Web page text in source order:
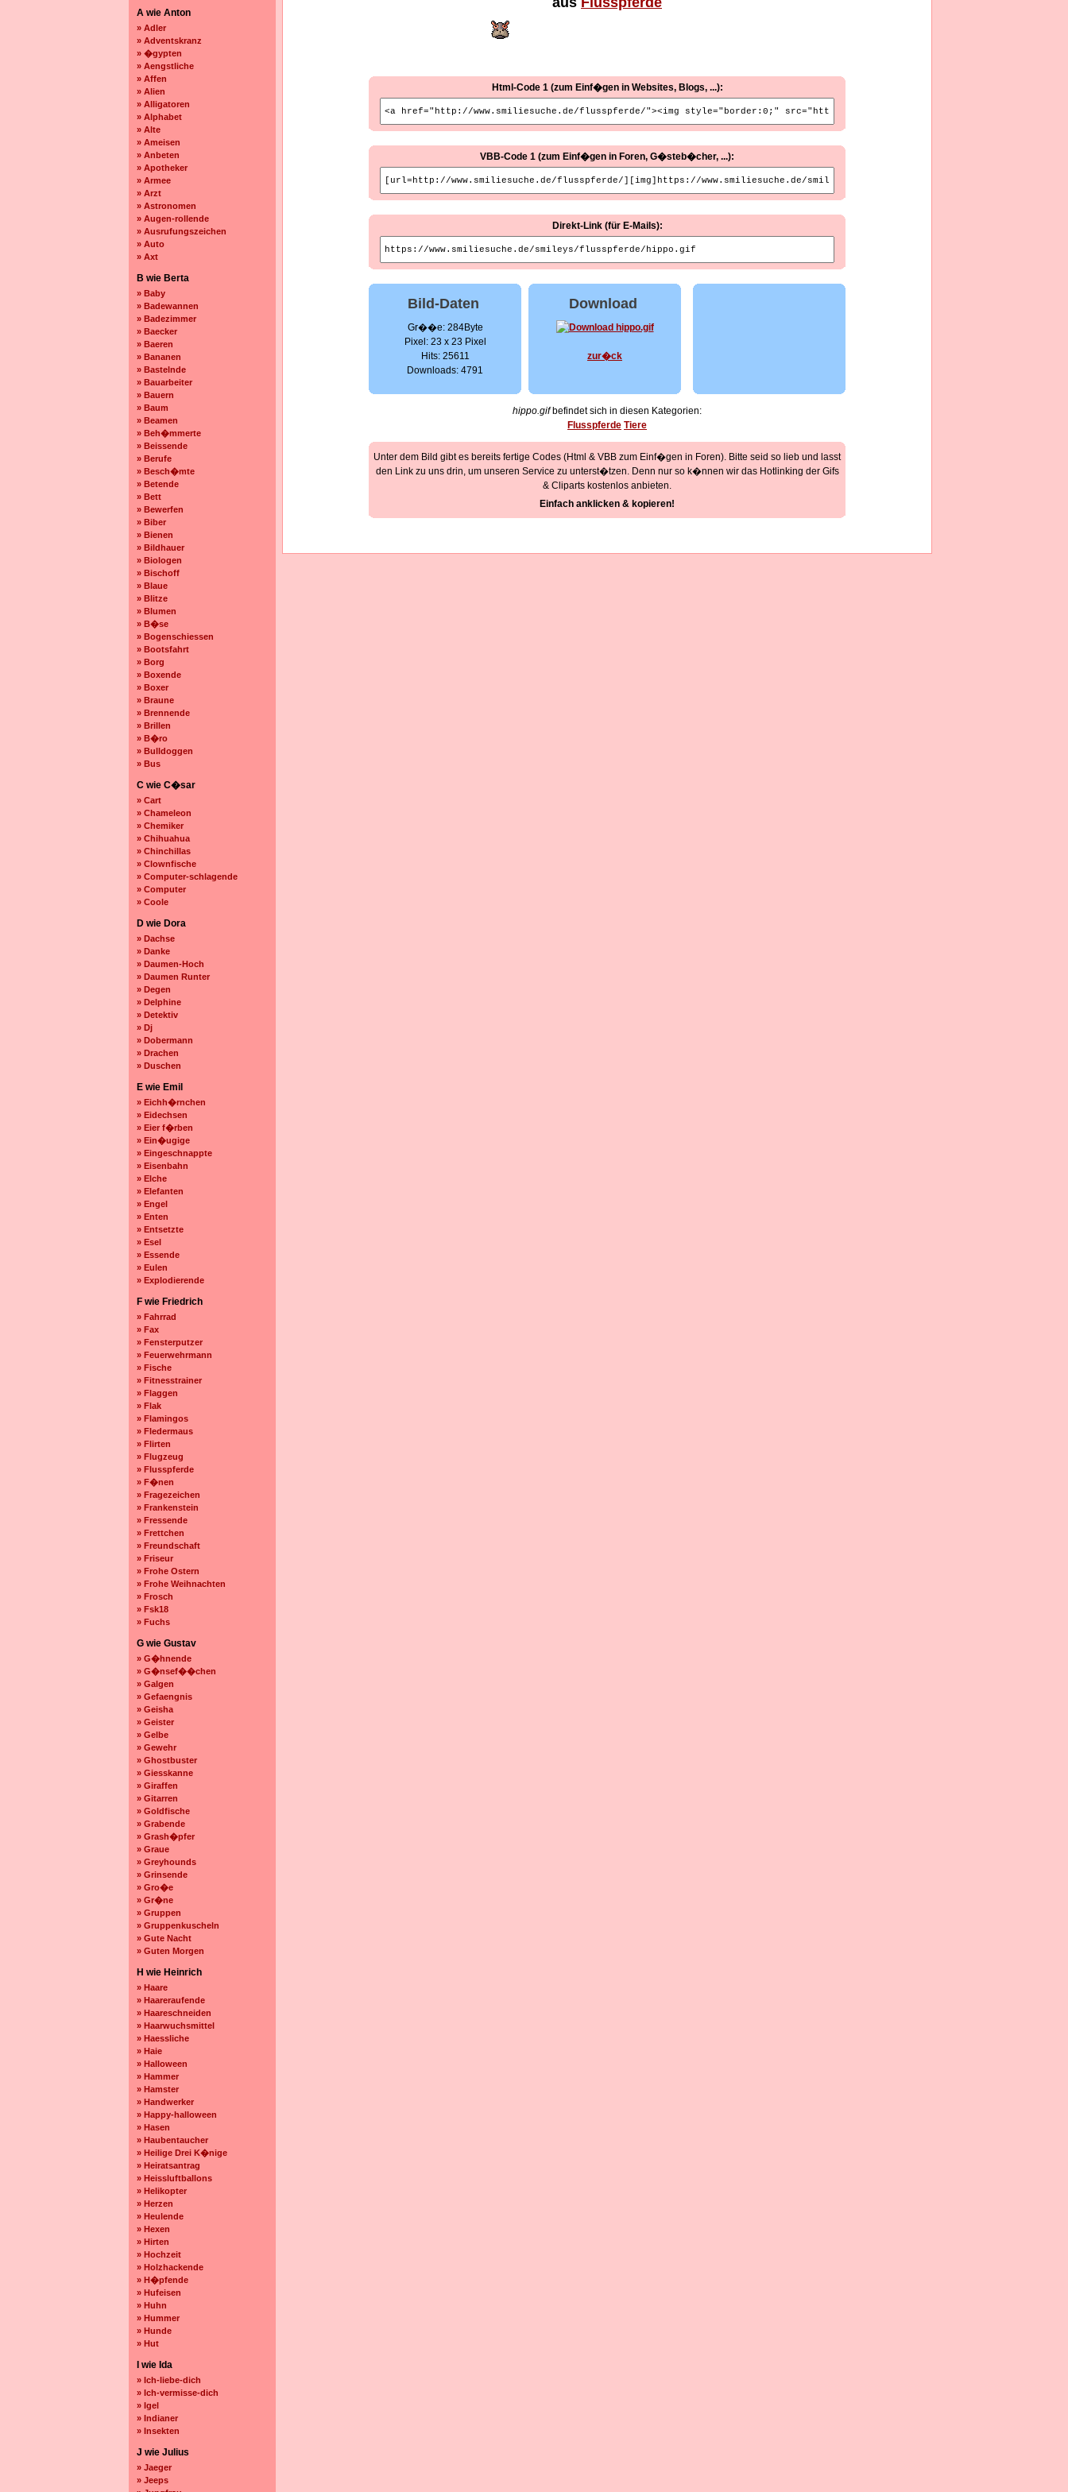
A wie Anton
» Adler
» Adventskranz
» �gypten
» Aengstliche
» Affen
» Alien
» Alligatoren
» Alphabet
» Alte
» Ameisen
» Anbeten
» Apotheker
» Armee
» Arzt
» Astronomen
» Augen-rollende
» Ausrufungszeichen
» Auto
» Axt
B wie Berta
» Baby
» Badewannen
» Badezimmer
» Baecker
» Baeren
» Bananen
» Bastelnde
» Bauarbeiter
» Bauern
» Baum
» Beamen
» Beh�mmerte
» Beissende
» Berufe
» Besch�mte
» Betende
» Bett
» Bewerfen
» Biber
» Bienen
» Bildhauer
» Biologen
» Bischoff
» Blaue
» Blitze
» Blumen
» B�se
» Bogenschiessen
» Bootsfahrt
» Borg
» Boxende
» Boxer
» Braune
» Brennende
» Brillen
» B�ro
» Bulldoggen
» Bus
C wie C�sar
» Cart
» Chameleon
» Chemiker
» Chihuahua
» Chinchillas
» Clownfische
» Computer-schlagende
» Computer
» Coole
D wie Dora
» Dachse
» Danke
» Daumen-Hoch
» Daumen Runter
» Degen
» Delphine
» Detektiv
» Dj
» Dobermann
» Drachen
» Duschen
E wie Emil
» Eichh�rnchen
» Eidechsen
» Eier f�rben
» Ein�ugige
» Eingeschnappte
» Eisenbahn
» Elche
» Elefanten
» Engel
» Enten
» Entsetzte
» Esel
» Essende
» Eulen
» Explodierende
F wie Friedrich
» Fahrrad
» Fax
» Fensterputzer
» Feuerwehrmann
» Fische
» Fitnesstrainer
» Flaggen
» Flak
» Flamingos
» Fledermaus
» Flirten
» Flugzeug
» Flusspferde
» F�nen
» Fragezeichen
» Frankenstein
» Fressende
» Frettchen
» Freundschaft
» Friseur
» Frohe Ostern
» Frohe Weihnachten
» Frosch
» Fsk18
» Fuchs
G wie Gustav
» G�hnende
» G�nsef��chen
» Galgen
» Gefaengnis
» Geisha
» Geister
» Gelbe
» Gewehr
» Ghostbuster
» Giesskanne
» Giraffen
» Gitarren
» Goldfische
» Grabende
» Grash�pfer
» Graue
» Greyhounds
» Grinsende
» Gro�e
» Gr�ne
» Gruppen
» Gruppenkuscheln
» Gute Nacht
» Guten Morgen
H wie Heinrich
» Haare
» Haareraufende
» Haareschneiden
» Haarwuchsmittel
» Haessliche
» Haie
» Halloween
» Hammer
» Hamster
» Handwerker
» Happy-halloween
» Hasen
» Haubentaucher
» Heilige Drei K�nige
» Heiratsantrag
» Heissluftballons
» Helikopter
» Herzen
» Heulende
» Hexen
» Hirten
» Hochzeit
» Holzhackende
» H�pfende
» Hufeisen
» Huhn
» Hummer
» Hunde
» Hut
I wie Ida
» Ich-liebe-dich
» Ich-vermisse-dich
» Igel
» Indianer
» Insekten
J wie Julius
» Jaeger
» Jeeps
Html-Code 1 (zum Einf�gen in Websites, Blogs, ...):
VBB-Code 1 (zum Einf�gen in Foren, G�steb�cher, ...):
Direkt-Link (für E-Mails):
Bild-Daten
Gr��e: 284Byte
Pixel: 23 x 23 Pixel
Hits: 25611
Downloads: 4791
Download
zur�ck
hippo.gifbefindet sich in diesen Kategorien:
Flusspferde Tiere
Unter dem Bild gibt es bereits fertige Codes (Html & VBB zum Einf�gen in Foren). Bitte seid so lieb und lasst
den Link zu uns drin, um unseren Service zu unterst�tzen. Denn nur so k�nnen wir das Hotlinking der Gifs
& Cliparts kostenlos anbieten.
Einfach anklicken & kopieren!